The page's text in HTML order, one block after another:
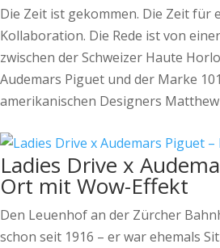
Die Zeit ist gekommen. Die Zeit für
Kollaboration. Die Rede ist von
zwischen der Schweizer Haute
Audemars Piguet und der Marke
amerikanischen Designers
Ladies Drive x
Ort mit Wow-Effekt
Den Leuenhof an der Zürcher
schon seit 1916 – er war ehemals